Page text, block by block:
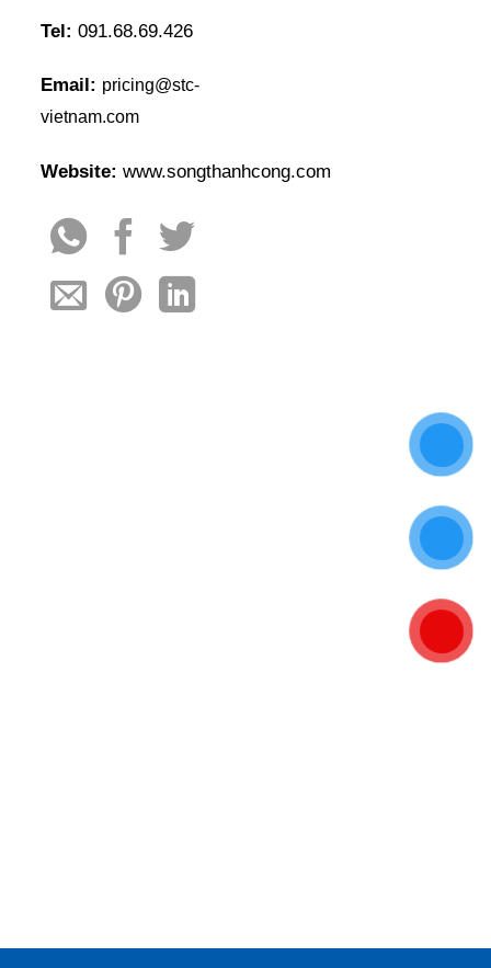
Tel: 091.68.69.426
Email: pricing@stc-
vietnam.com
Website:www.songthanhcong.com